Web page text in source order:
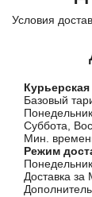
Условия
Базовый
Суббота,
Мин.
Режим
Доставка за